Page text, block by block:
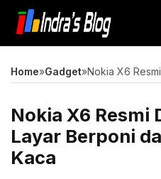
Langsung
isi
Home»Gadget»
Nokia X6 Resmi
Layar Berponi
Kaca